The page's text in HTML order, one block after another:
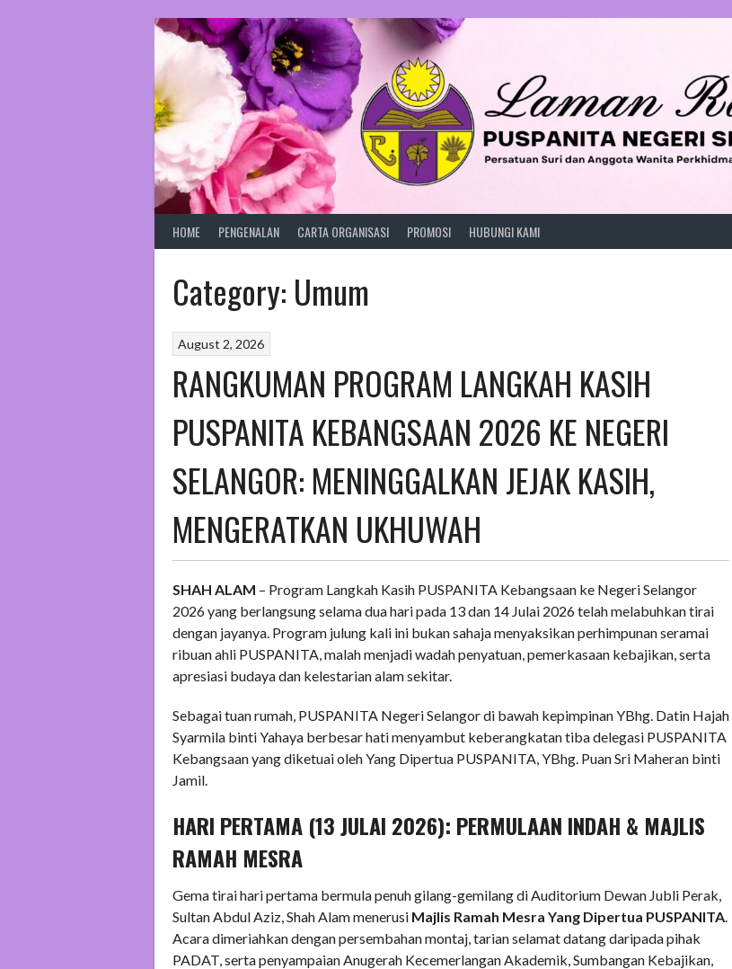
HOME PENGENALAN CARTA ORGANISASI PROMOSI HUBUNGI KAMI
Category: Umum
August 2, 2026
RANGKUMAN PROGRAM LANGKAH KASIH
PUSPANITA KEBANGSAAN 2026 KE NEGERI
SELANGOR: MENINGGALKAN JEJAK KASIH,
MENGERATKAN UKHUWAH
SHAH ALAM – Program Langkah Kasih PUSPANITA Kebangsaan ke Negeri Selangor
2026 yang berlangsung selama dua hari pada 13 dan 14 Julai 2026 telah melabuhkan tirai
dengan jayanya. Program julung kali ini bukan sahaja menyaksikan perhimpunan seramai
ribuan ahli PUSPANITA, malah menjadi wadah penyatuan, pemerkasaan kebajikan, serta
apresiasi budaya dan kelestarian alam sekitar.
Sebagai tuan rumah, PUSPANITA Negeri Selangor di bawah kepimpinan YBhg. Datin Hajah
Syarmila binti Yahaya berbesar hati menyambut keberangkatan tiba delegasi PUSPANITA
Kebangsaan yang diketuai oleh Yang Dipertua PUSPANITA, YBhg. Puan Sri Maheran binti
Jamil.
HARI PERTAMA (13 JULAI 2026): PERMULAAN INDAH & MAJLIS
RAMAH MESRA
Gema tirai hari pertama bermula penuh gilang-gemilang di Auditorium Dewan Jubli Perak,
Sultan Abdul Aziz, Shah Alam menerusi Majlis Ramah Mesra Yang Dipertua PUSPANITA
Acara dimeriahkan dengan persembahan montaj, tarian selamat datang daripada pihak
PADAT, serta penyampaian Anugerah Kecemerlangan Akademik, Sumbangan Kebajikan,